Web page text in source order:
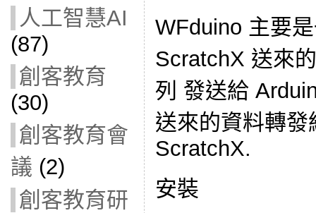
人工智慧AI
(87)
創客教育
(30)
創客教育會
議 (2)
創客教育研
WFduino 主要
ScratchX 送來
列 發送給
送來的資料轉
ScratchX.
安裝